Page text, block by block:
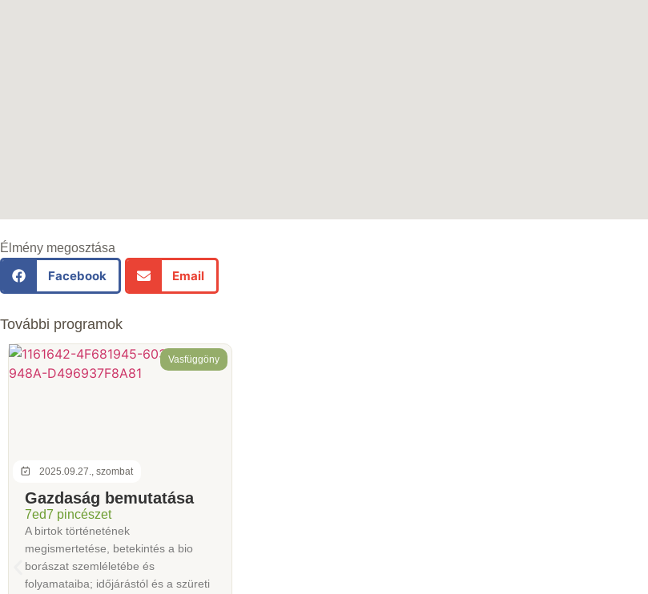
Élmény megosztása
Facebook Email
További programok
2025.09.27., szombat
Vasfüggöny
Gazdaság bemutatása
7ed7 pincészet
A birtok történetének
megismertetése, betekintés a bio
borászat szemléletébe és
folyamataiba; időjárástól és a szüreti